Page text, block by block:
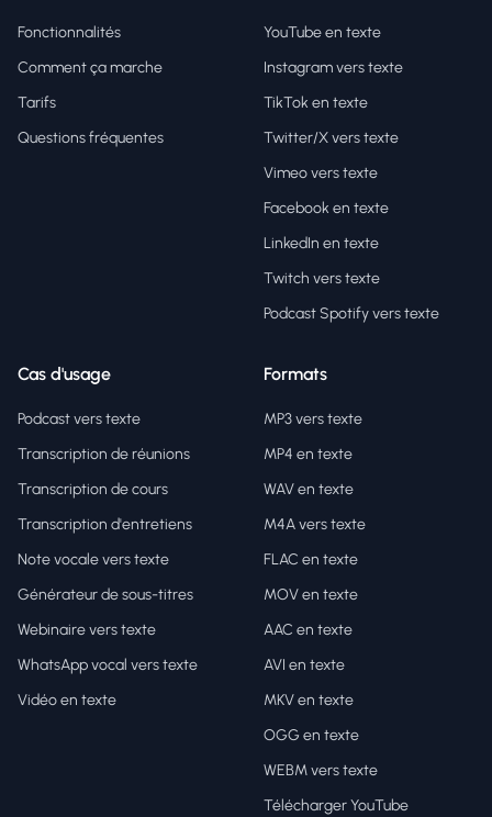
Fonctionnalités
Comment ça marche
Tarifs
Questions fréquentes
YouTube en texte
Instagram vers texte
TikTok en texte
Twitter/X vers texte
Vimeo vers texte
Facebook en texte
LinkedIn en texte
Twitch vers texte
Podcast Spotify vers texte
Cas d'usage
Podcast vers texte
Transcription de réunions
Transcription de cours
Transcription d'entretiens
Note vocale vers texte
Générateur de sous-titres
Webinaire vers texte
WhatsApp vocal vers texte
Vidéo en texte
Formats
MP3 vers texte
MP4 en texte
WAV en texte
M4A vers texte
FLAC en texte
MOV en texte
AAC en texte
AVI en texte
MKV en texte
OGG en texte
WEBM vers texte
Télécharger YouTube